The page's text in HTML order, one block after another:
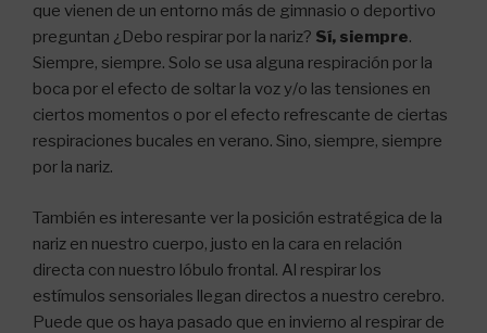
que vienen de un entorno más de gimnasio o deportivo
preguntan ¿Debo respirar por la nariz? Sí, siempre.
Siempre, siempre. Solo se usa alguna respiración por la
boca por el efecto de soltar la voz y/o las tensiones en
ciertos momentos o por el efecto refrescante de ciertas
respiraciones bucales en verano. Sino, siempre, siempre
por la nariz.
También es interesante ver la posición estratégica de la
nariz en nuestro cuerpo, justo en la cara en relación
directa con nuestro lóbulo frontal. Al respirar los
estímulos sensoriales llegan directos a nuestro cerebro.
Puede que os haya pasado que en invierno al respirar de